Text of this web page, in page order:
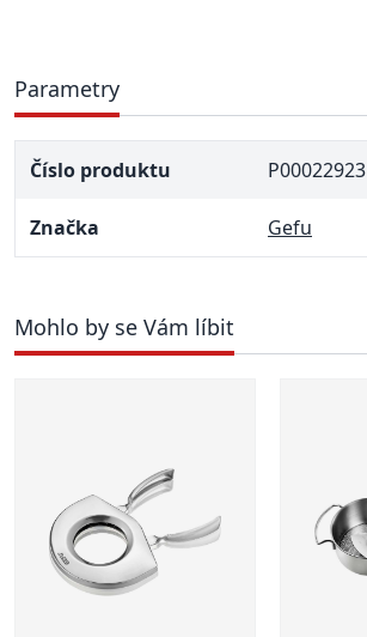
Parametry
Číslo produktu P00022923
Značka Gefu
Mohlo by se Vám líbit